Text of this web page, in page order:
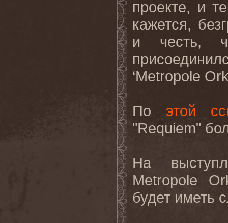
проекте, и
кажется,
и честь,
‘Metropole
Поэтой
"Requiem"
На
Metropole
будет иметь